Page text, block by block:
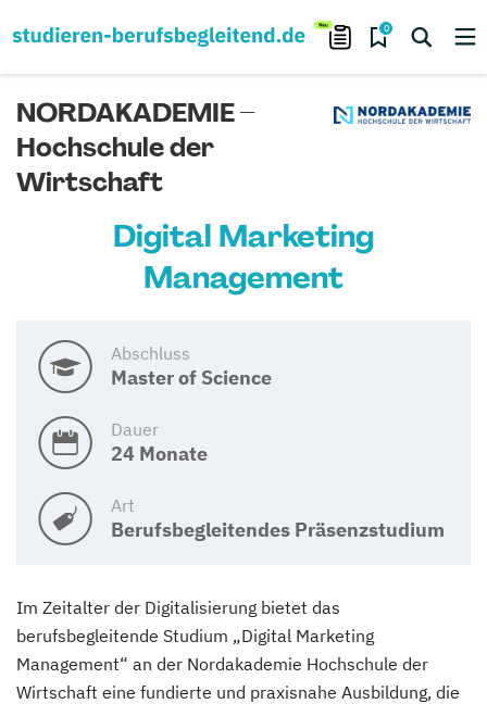
0
NORDAKADEMIE –
Hochschule der
Wirtschaft
Digital Marketing
Management
Abschluss
Master of Science
Dauer
24 Monate
Art
Berufsbegleitendes Präsenzstudium
Im Zeitalter der Digitalisierung bietet das
berufsbegleitende Studium „Digital Marketing
Management“ an der Nordakademie Hochschule der
Wirtschaft eine fundierte und praxisnahe Ausbildung, die